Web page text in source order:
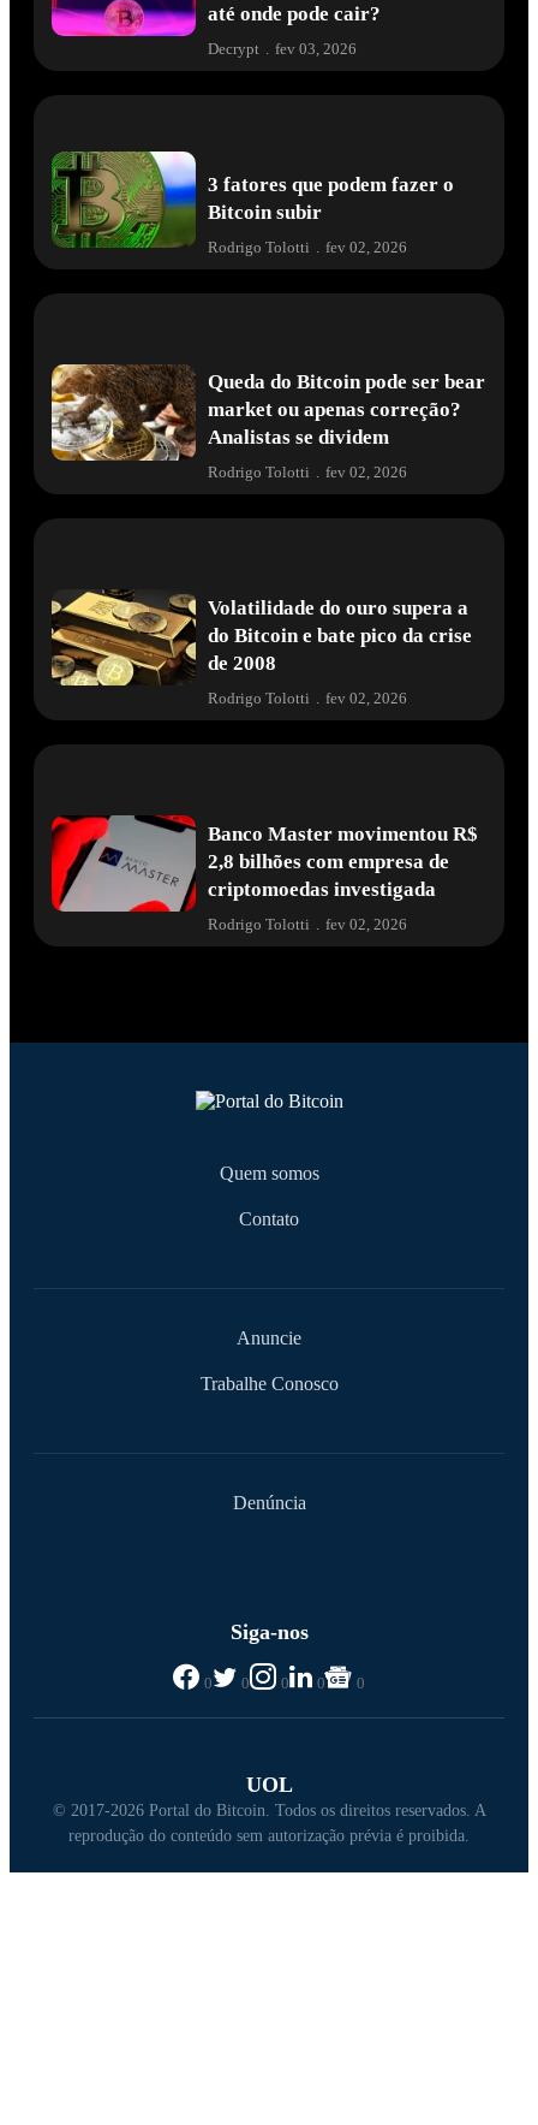
até onde pode cair?
Decrypt . fev 03, 2026
3 fatores que podem fazer o
Bitcoin subir
Rodrigo Tolotti fev 02, 2026
Queda do Bitcoin pode ser bear
market ou apenas correção?
Analistas se dividem
Rodrigo Tolotti . fev 02, 2026
Volatilidade do ouro supera a
do Bitcoin e bate pico da crise
de 2008
Rodrigo Tolotti . fev 02, 2026
Banco Master movimentou R$
2,8 bilhões com empresa de
criptomoedas investigada
Rodrigo Tolotti fev 02, 2026
Quem somos
Contato
Anuncie
Trabalhe Conosco
Denúncia
Siga-nos
0 0 0 0 0
UOL
© 2017-2026 Portal do Bitcoin. Todos os direitos reservados. A
reprodução do conteúdo sem autorização prévia é proibida.